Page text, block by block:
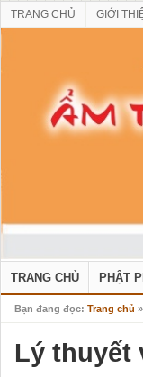
TRANG CHỦ GIỚI
TRANG CHỦ PHẬT
Bạn đang đọc: Trang chủ »
Lý thuyết